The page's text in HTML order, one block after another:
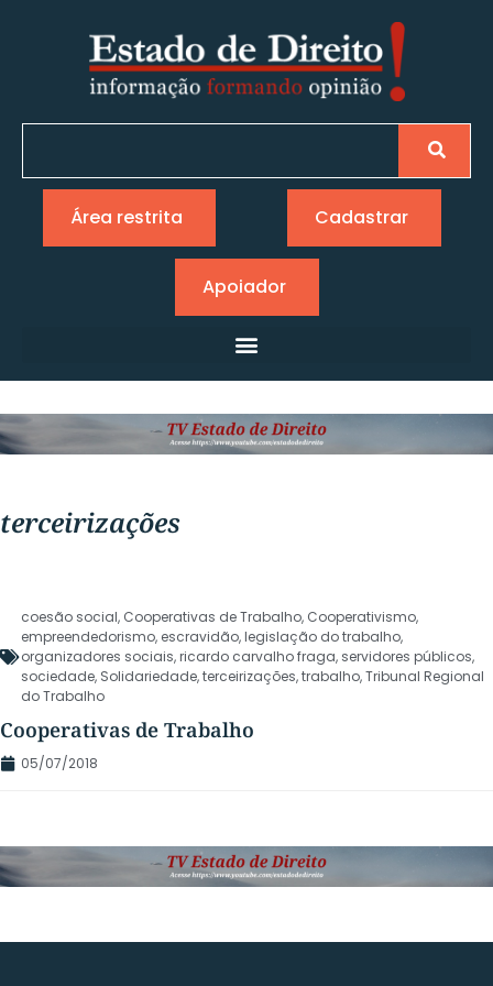
Área restrita Cadastrar
Apoiador
terceirizações
coesão social, Cooperativas de Trabalho, Cooperativismo,
empreendedorismo, escravidão,legislação do trabalho,
organizadores sociais,ricardo carvalho fraga, servidores públicos,
sociedade, Solidariedade,terceirizações,trabalho,Tribunal Regional
do Trabalho
Cooperativas de Trabalho
05/07/2018